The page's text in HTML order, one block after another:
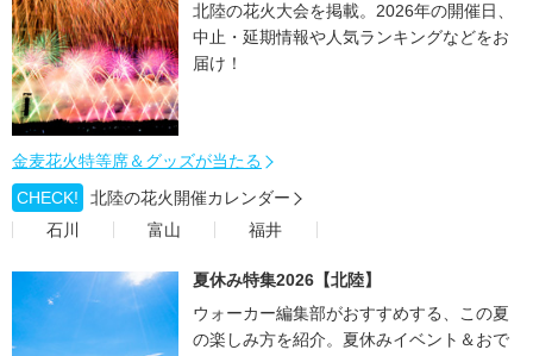
北陸の花火大会を掲載。2026年の開催日、
中止・延期情報や人気ランキングなどをお
届け！
金麦花火特等席＆グッズが当たる
CHECK!
北陸の花火開催カレンダー
石川
富山 福井
夏休み特集2026【北陸】
ウォーカー編集部がおすすめする、この夏
の楽しみ方を紹介。夏休みイベント＆おで